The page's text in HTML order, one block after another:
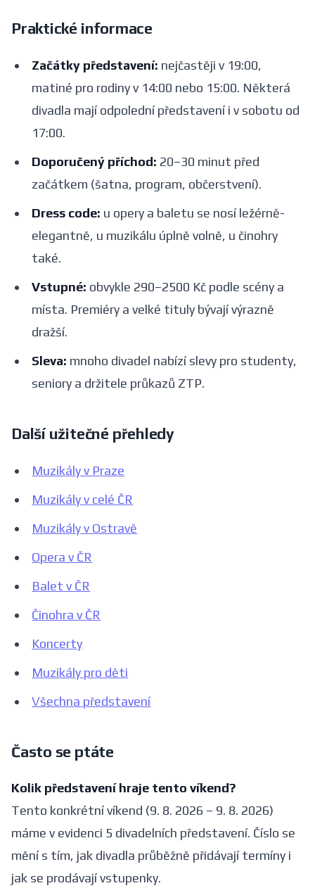
Praktické informace
Začátky představení: nejčastěji v 19:00,
matiné pro rodiny v 14:00 nebo 15:00. Některá
divadla mají odpolední představení i v sobotu od
17:00.
Doporučený příchod: 20–30 minut před
začátkem (šatna, program, občerstvení).
Dress code: u opery a baletu se nosí ležérně-
elegantně, u muzikálu úplně volně, u činohry
také.
Vstupné: obvykle 290–2500 Kč podle scény a
místa. Premiéry a velké tituly bývají výrazně
dražší.
Sleva: mnoho divadel nabízí slevy pro studenty,
seniory a držitele průkazů ZTP.
Další užitečné přehledy
Muzikály v Praze
Muzikály v celé ČR
Muzikály v Ostravě
Opera v ČR
Balet v ČR
Činohra v ČR
Koncerty
Muzikály pro děti
Všechna představení
Často se ptáte
Kolik představení hraje tento víkend?
Tento konkrétní víkend (9. 8. 2026 – 9. 8. 2026)
máme v evidenci 5 divadelních představení. Číslo se
mění s tím, jak divadla průběžně přidávají termíny i
jak se prodávají vstupenky.